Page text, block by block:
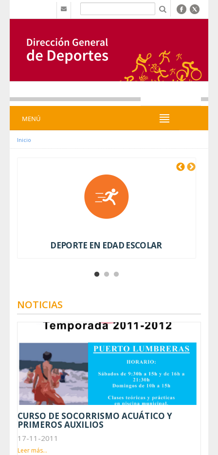
Zum Inhalt wechseln
MENÚ
Inicio
DEPORTE EN EDAD ESCOLAR
Previous
NOTICIAS
CURSO DE SOCORRISMO ACUÁTICO Y
PRIMEROS AUXILIOS
17-11-2011
Leer más...